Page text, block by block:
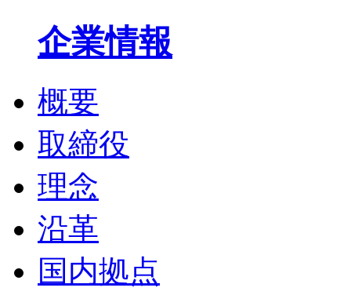
企業情報
概要
取締役
理念
沿革
国内拠点